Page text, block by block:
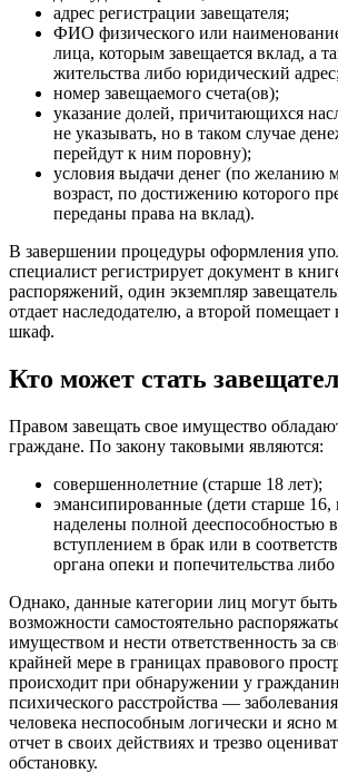
адрес регистрации завещателя;
ФИО физического или
лица, которым завещается вклад, а
жительства либо юридический адрес;
номер завещаемого счета(ов);
указание долей, причитающихся
не указывать, но в таком случае
перейдут к ним поровну);
условия выдачи денег (по желанию
возраст, по достижению которого
переданы права на вклад).
В завершении процедуры оформления
специалист регистрирует документ в
распоряжений, один экземпляр
отдает наследодателю, а второй
шкаф.
Кто может стать
Правом завещать свое имущество
граждане. По закону таковыми являются:
совершеннолетние (старше 18 лет);
эмансипированные (дети старше 16,
наделены полной дееспособностью в
вступлением в брак или в
органа опеки и попечительства либо
Однако, данные категории лиц могут
возможности самостоятельно
имуществом и нести ответственность за
крайней мере в границах правового
происходит при обнаружении у
психического расстройства —
человека неспособным логически и ясно
отчет в своих действиях и трезво
обстановку.